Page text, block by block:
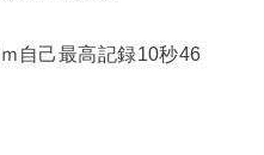
自己最高記録10秒46